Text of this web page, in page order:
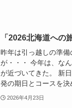
「2026北海道への
昨年は引っ越しの準
が・・・ 今年は、な
が近づいてきた。 新
発の期日とコースを決
2026年4月23日